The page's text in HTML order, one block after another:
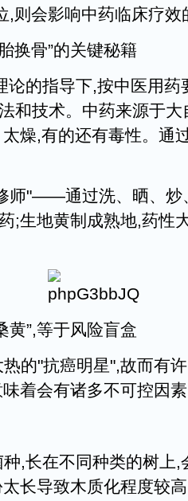
,则会影响中药临床疗效
换骨”的关键秘籍
论的指导下,按中医用药
和技术。中药来源于
燥,有的还有毒性。通
师"——通过洗、晒、炒
;生地黄制成熟地,药性
黄”,等于风险盲盒
的"抗癌明星",故而有
着会有诸多不可控因
,长在不同种类的树上,
长导致木质化程度较